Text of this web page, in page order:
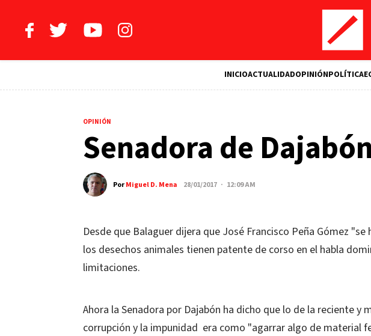
INICIOACTUALIDADOPINIÓNPOLÍTICA
OPINIÓN
Senadora de
PorMiguel D. Mena 28/01/2017 · 12:09 AM
Desde que Balaguer dijera que José Francisco Peña Gómez
los desechos animales tienen patente de corso en el habla
limitaciones.
Ahora la Senadora por Dajabón ha dicho que lo de la reciente
corrupción y la impunidad era como "agarrar algo de material